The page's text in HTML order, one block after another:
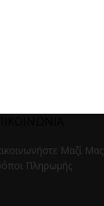
Μαζί Μας
Πληρωμής